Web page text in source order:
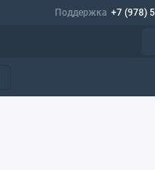
Поддержка +7 (978)